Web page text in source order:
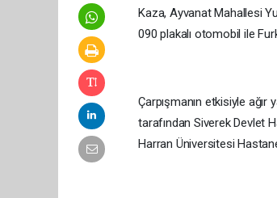
Kaza, Ayvanat Mahallesi
090 plakalı otomobil ile
Çarpışmanın etkisiyle
tarafından Siverek Devlet
Harran Üniversitesi